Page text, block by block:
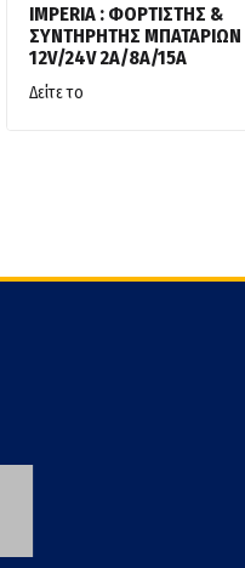
IMPERIA : ΦΟΡΤΙΣΤΗΣ &
ΣΥΝΤΗΡΗΤΗΣ ΜΠΑΤΑΡΙΩΝ
12V/24V 2A/8A/15A
Δείτε το